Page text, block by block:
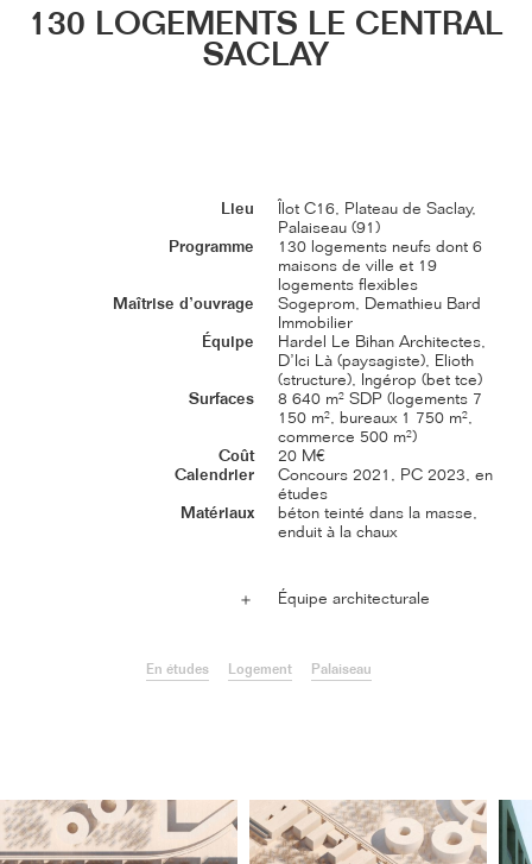
130 LOGEMENTS LE CENTRAL
SACLAY
Lieu
Îlot C16, Plateau de Saclay,
Palaiseau (91)
Programme
130 logements neufs dont 6
maisons de ville et 19
logements flexibles
Maîtrise d’ouvrage
Sogeprom, Demathieu Bard
Immobilier
Équipe
Hardel Le Bihan Architectes,
D’Ici Là (paysagiste), Elioth
(structure), Ingérop (bet tce)
Surfaces
8 640 m² SDP (logements 7
150 m², bureaux 1 750 m²,
commerce 500 m²)
Coût
20 M€
Calendrier
Concours 2021, PC 2023, en
études
Matériaux
béton teinté dans la masse,
enduit à la chaux
＋ Équipe architecturale
En études Logement Palaiseau